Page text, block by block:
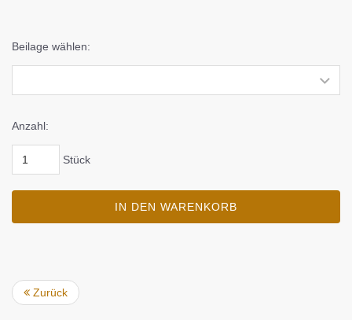
Beilage wählen:
Anzahl:
Stück
IN DEN WARENKORB
Zurück